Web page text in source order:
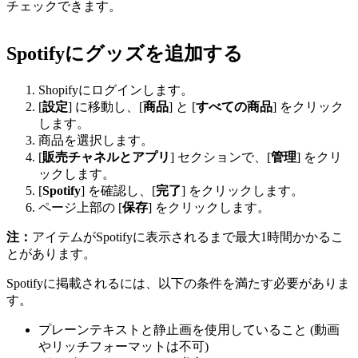
チェックできます。
Spotifyにグッズを追加する
Shopifyにログインします。
[設定] に移動し、[商品] と [すべての商品] をクリック
します。
商品を選択します。
[販売チャネルとアプリ] セクションで、[管理] をクリ
ックします。
[Spotify] を確認し、[完了] をクリックします。
ページ上部の [保存] をクリックします。
注： アイテムがSpotifyに表示されるまで最大1時間かかるこ
とがあります。
Spotifyに掲載されるには、以下の条件を満たす必要がありま
す。
プレーンテキストと静止画を使用していること (動画
やリッチフォーマットは不可)